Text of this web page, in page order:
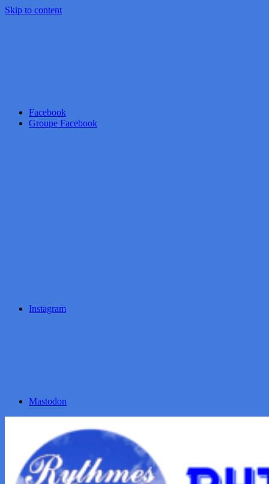
Skip to content
Facebook
Groupe Facebook
Instagram
Mastodon